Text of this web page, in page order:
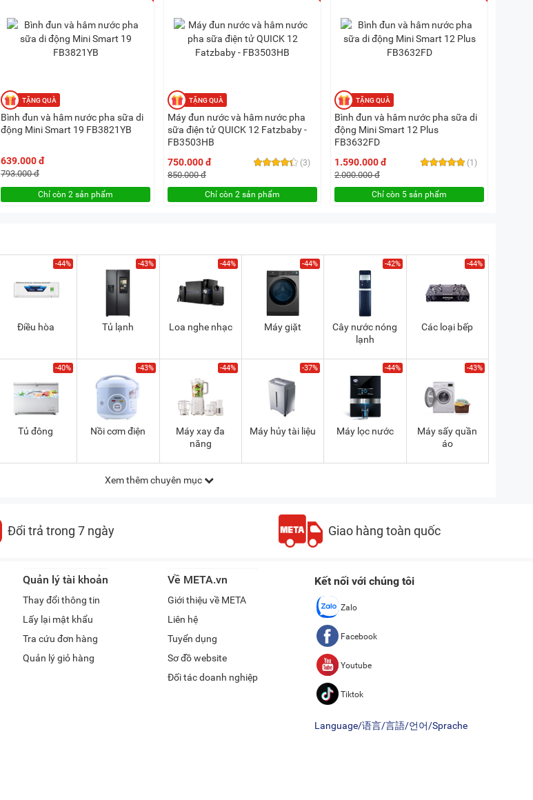
Bình đun và hâm nước pha sữa di
động Mini Smart 19 FB3821YB
639.000 đ
793.000 đ
Chỉ còn 2 sản phẩm
Máy đun nước và hâm nước pha
sữa điện tử QUICK 12 Fatzbaby -
FB3503HB
(3)
750.000 đ
850.000 đ
Chỉ còn 2 sản phẩm
Bình đun và hâm nước pha sữa di
động Mini Smart 12 Plus
FB3632FD
(1)
1.590.000 đ
2.000.000 đ
Chỉ còn 5 sản phẩm
-44%
Điều hòa
-43%
Tủ lạnh
-44%
Loa nghe nhạc
-44%
Máy giặt
-42%
Cây nước nóng
lạnh
-44%
Các loại bếp
-40%
Tủ đông
-43%
Nồi cơm điện
-44%
Máy xay đa
năng
-37%
Máy hủy tài liệu
-44%
Máy lọc nước
-43%
Máy sấy quần
áo
Xem thêm chuyên mục
Đổi trả trong 7 ngày Giao hàng toàn quốc
Kết nối với chúng tôi
Zalo
Facebook
Youtube
Tiktok
Language/语言/言語/언어/Sprache
Quản lý tài khoản
Thay đổi thông tin
Lấy lại mật khẩu
Tra cứu đơn hàng
Quản lý giỏ hàng
Về META.vn
Giới thiệu về META
Liên hệ
Tuyển dụng
Sơ đồ website
Đối tác doanh nghiệp